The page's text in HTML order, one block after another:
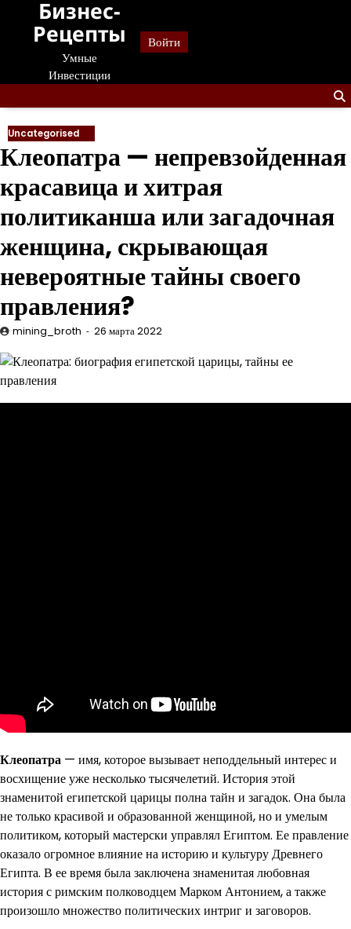
Перейти
содержанию
Бизнес-
Рецепты
Умные
Инвестиции
Войти
Uncategorised
Клеопатра — непревзойденная
красавица и хитрая
политиканша или загадочная
женщина, скрывающая
невероятные тайны своего
правления?
mining_broth 26 марта 2022
Клеопатра — имя, которое вызывает неподдельный интерес и
восхищение уже несколько тысячелетий. История этой
знаменитой египетской царицы полна тайн и загадок. Она была
не только красивой и образованной женщиной, но и умелым
политиком, который мастерски управлял Египтом. Ее правление
оказало огромное влияние на историю и культуру Древнего
Египта. В ее время была заключена знаменитая любовная
история с римским полководцем Марком Антонием, а также
произошло множество политических интриг и заговоров.